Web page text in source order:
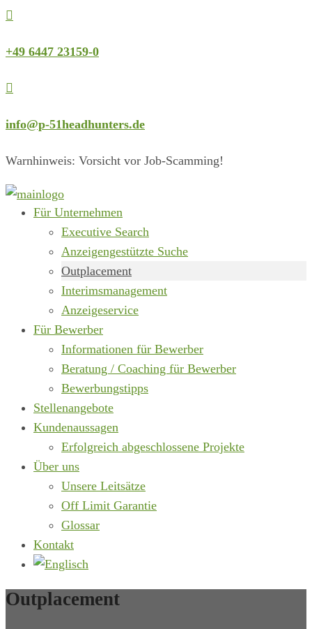

+49 6447 23159-0

info@p-51headhunters.de
Warnhinweis: Vorsicht vor Job-Scamming!
Für Unternehmen
Executive Search
Anzeigengestützte Suche
Outplacement
Interimsmanagement
Anzeigeservice
Für Bewerber
Informationen für Bewerber
Beratung / Coaching für Bewerber
Bewerbungstipps
Stellenangebote
Kundenaussagen
Erfolgreich abgeschlossene Projekte
Über uns
Unsere Leitsätze
Off Limit Garantie
Glossar
Kontakt
Outplacement